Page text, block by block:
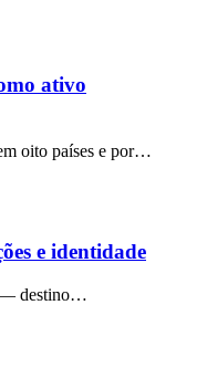
ativo
oito países e por…
e identidade
— destino…